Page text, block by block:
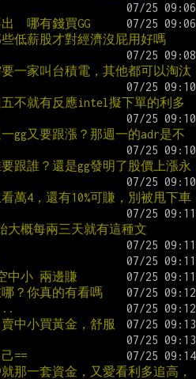
哪有錢買GG
低薪股才對經濟沒屁用好嗎
一家叫台積電，其他都可以淘汰
不就有反應intel擬下單的利多
gg又要跟漲？那週一的adr是不
跟誰？還是gg發明了股價上漲永
萬4，還有10%可賺，別被甩下車
大概每兩三天就有這種文
中小 兩邊賺
？你真的有看嗎
中小買黃金，舒服
==
那一套資金，又愛看利多追高，